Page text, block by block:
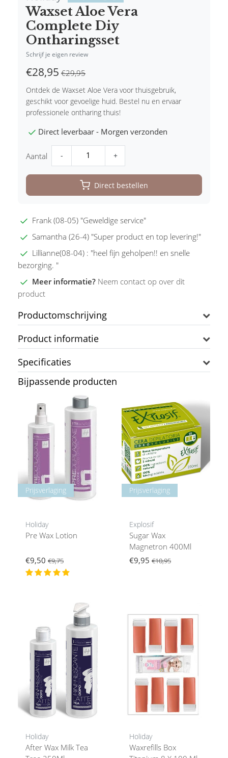
Waxset Aloe Vera
Complete Diy
Ontharingsset
Schrijf je eigen review
€28,95 €29,95
Ontdek de Waxset Aloe Vera voor thuisgebruik,
geschikt voor gevoelige huid. Bestel nu en ervaar
professionele ontharing thuis!
Direct leverbaar - Morgen verzonden
Aantal - +
Direct bestellen
Frank (08-05) "Geweldige service"
Samantha (26-4) "Super product en top levering!"
Lillianne(08-04) : "heel fijn geholpen!! en snelle
bezorging. "
Meer informatie? Neem contact op over dit
product
Productomschrijving
Product informatie
Specificaties
Bijpassende producten
Prijsverlaging
Holiday
Pre Wax Lotion
€9,50 €9,75
Prijsverlaging
Explosif
Sugar Wax
Magnetron 400Ml
€9,95 €10,95
Holiday
After Wax Milk Tea
Holiday
Waxrefills Box